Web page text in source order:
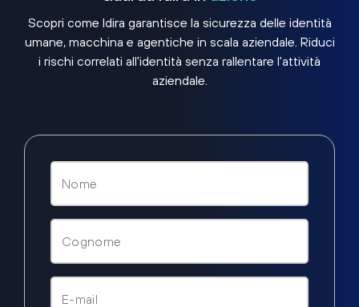
Scopri come Idira garantisce la sicurezza delle identità
umane, macchina e agentiche in scala aziendale. Riduci
i rischi correlati all'identità senza rallentare l'attività
aziendale.